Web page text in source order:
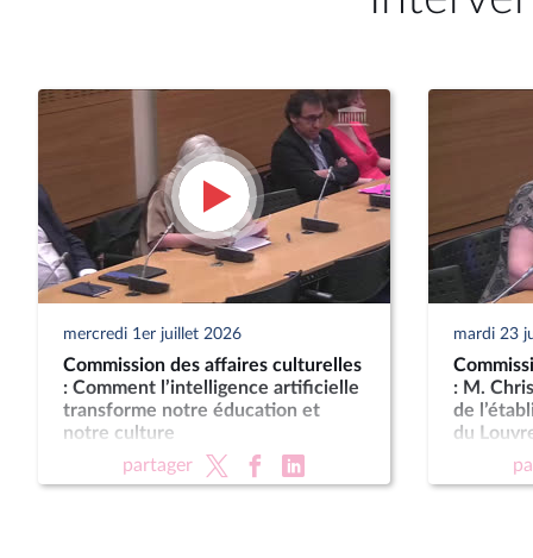
mercredi 1er juillet 2026
Commission des affaires culturelles
: Comment l’intelligence artificielle
transforme notre éducation et
notre culture
partager
mardi 23
: M.
de
du